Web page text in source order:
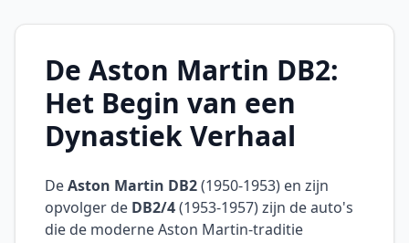
De Aston Martin DB2:
Het Begin van een
Dynastiek Verhaal
DeAston Martin DB2(1950-1953) en zijn
opvolger de DB2/4(1953-1957) zijn de auto's
die de moderne Aston Martin-traditie